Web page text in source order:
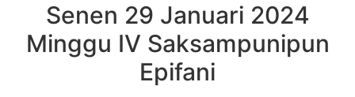
Senen 29 Januari 2024
Minggu IV Saksampunipun
Epifani